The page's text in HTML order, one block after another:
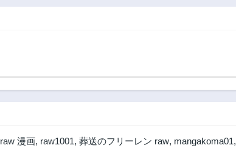
ついた女子たちの
raw 漫画, raw1001, 葬送のフリーレン raw, mangakoma01,